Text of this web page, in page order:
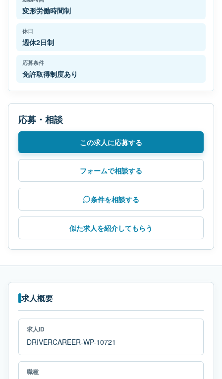
変形労働時間制
休日
週休2日制
応募条件
免許取得制度あり
応募・相談
この求人に応募する
フォームで相談する
条件を相談する
似た求人を紹介してもらう
求人概要
求人ID
DRIVERCAREER-WP-10721
職種